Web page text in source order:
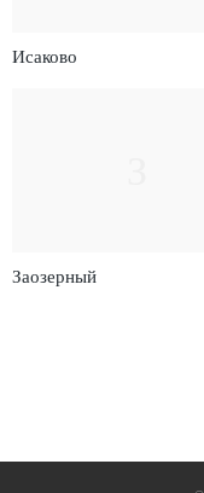
Исаково
Заозерный